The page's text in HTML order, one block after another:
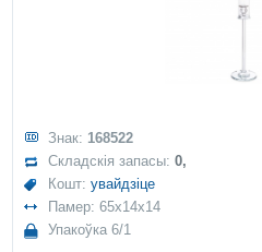
Знак: 168522
Складскія запасы:0,
Кошт:увайдзіце
Памер: 65x14x14
Упакоўка 6/1